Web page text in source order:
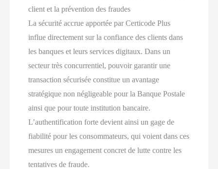
client et la prévention des fraudes
La sécurité accrue apportée par Certicode Plus
influe directement sur la confiance des clients dans
les banques et leurs services digitaux. Dans un
secteur très concurrentiel, pouvoir garantir une
transaction sécurisée constitue un avantage
stratégique non négligeable pour la Banque Postale
ainsi que pour toute institution bancaire.
L’authentification forte devient ainsi un gage de
fiabilité pour les consommateurs, qui voient dans ces
mesures un engagement concret de lutte contre les
tentatives de fraude.